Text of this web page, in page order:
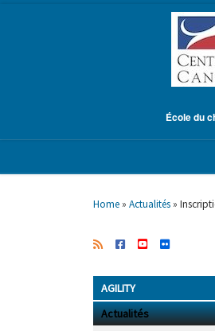
École du
Home » Actualités »
AGILITY
Actualités